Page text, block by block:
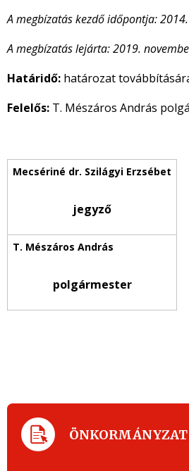
A megbízatás kezdő időpontja:
A megbízatás lejárta: 2019.
Határidő: határozat
Felelős: T. Mészáros András
jegyző
polgármester
ÖNKORMÁNYZAT